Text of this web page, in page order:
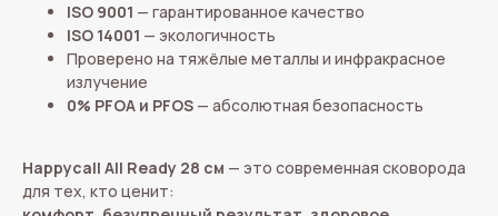
ISO 9001 — гарантированное качество
ISO 14001 — экологичность
Проверено на тяжёлые металлы и инфракрасное
излучение
0% PFOA и PFOS — абсолютная безопасность
Happycall All Ready 28 см — это современная сковорода
для тех, кто ценит: